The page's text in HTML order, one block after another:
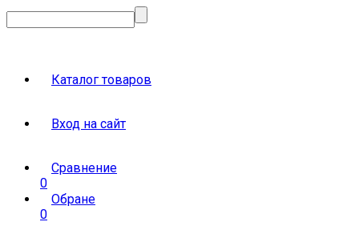
Каталог товаров
Вход на сайт
Сравнение
0
Обране
0